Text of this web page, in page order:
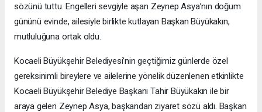
sözünü tuttu. Engelleri sevgiyle aşan Zeynep Asya’nın doğum
gününü evinde, ailesiyle birlikte kutlayan Başkan Büyükakın,
mutluluğuna ortak oldu.
Kocaeli Büyükşehir Belediyesi’nin geçtiğimiz günlerde özel
gereksinimli bireylere ve ailelerine yönelik düzenlenen etkinlikte
Kocaeli Büyükşehir Belediye Başkanı Tahir Büyükakın ile bir
araya gelen Zeynep Asya, başkandan ziyaret sözü aldı. Başkan